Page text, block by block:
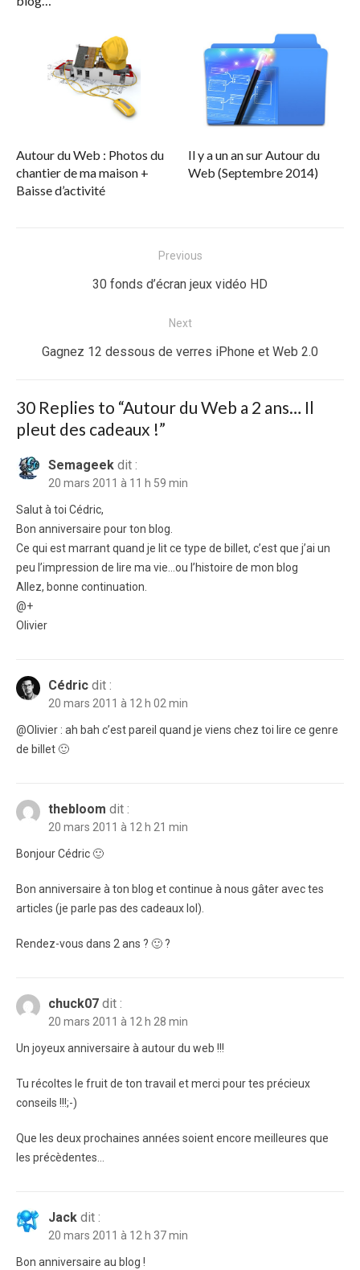
Autour du Web : Photos du
chantier de ma maison +
Baisse d’activité
Il y a un an sur Autour du
Web (Septembre 2014)
Previous
Previous
30 fonds d’écran jeux vidéo HD
Next
Next
Gagnez 12 dessous de verres iPhone et Web 2.0
30 Replies to “Autour du Web a 2 ans… Il
pleut des cadeaux !”
Semageek dit :
20 mars 2011 à 11 h 59 min
Salut à toi Cédric,
Bon anniversaire pour ton blog.
Ce qui est marrant quand je lit ce type de billet, c’est que j’ai un
peu l’impression de lire ma vie…ou l’histoire de mon blog
Allez, bonne continuation.
@+
Olivier
Cédric dit :
20 mars 2011 à 12 h 02 min
@Olivier : ah bah c’est pareil quand je viens chez toi lire ce genre
de billet 🙂
thebloom dit :
20 mars 2011 à 12 h 21 min
Bonjour Cédric 🙂
Bon anniversaire à ton blog et continue à nous gâter avec tes
articles (je parle pas des cadeaux lol).
Rendez-vous dans 2 ans ? 🙂 ?
chuck07 dit :
20 mars 2011 à 12 h 28 min
Un joyeux anniversaire à autour du web !!!
Tu récoltes le fruit de ton travail et merci pour tes précieux
conseils !!!;-)
Que les deux prochaines années soient encore meilleures que
les précèdentes…
Jack dit :
20 mars 2011 à 12 h 37 min
Bon anniversaire au blog !